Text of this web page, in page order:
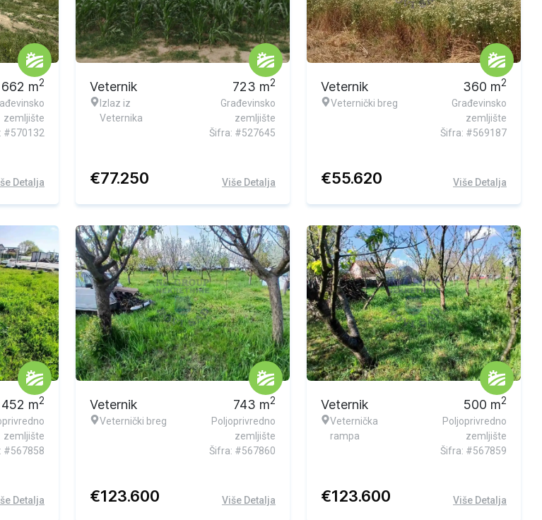
662 m2
zemljište
#570132
Detalja
Veternik
Izlaz iz
Veternika
723 m2
Građevinsko
zemljište
Šifra: #527645
€77.250 Više Detalja
Veternik
Veternički breg
360 m2
Građevinsko
zemljište
Šifra: #569187
€55.620 Više Detalja
452 m2
zemljište
#567858
Detalja
Veternik
Veternički breg
743 m2
Poljoprivredno
zemljište
Šifra: #567860
€123.600 Više Detalja
Veternik
Veternička
rampa
500 m2
Poljoprivredno
zemljište
Šifra: #567859
€123.600 Više Detalja